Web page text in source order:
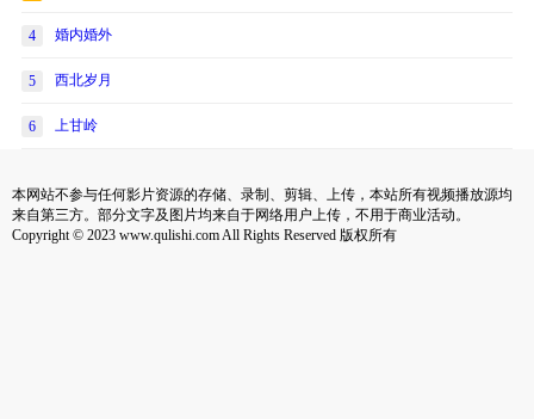
4 婚内婚外
5 西北岁月
6 上甘岭
本网站不参与任何影片资源的存储、录制、剪辑、上传，本站所有视频播放源均
来自第三方。部分文字及图片均来自于网络用户上传，不用于商业活动。
Copyright © 2023 www.qulishi.com All Rights Reserved 版权所有